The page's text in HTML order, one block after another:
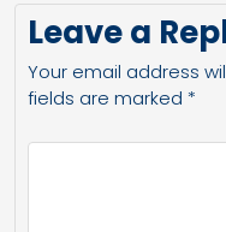
Leave a
Your email address
fields are marked *